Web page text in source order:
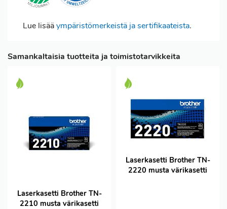
Lue lisääympäristömerkeistä ja sertifikaateista.
Samankaltaisia tuotteita ja toimistotarvikkeita
Laserkasetti Brother TN-
2210 musta värikasetti
Laserkasetti Brother TN-
2220 musta värikasetti